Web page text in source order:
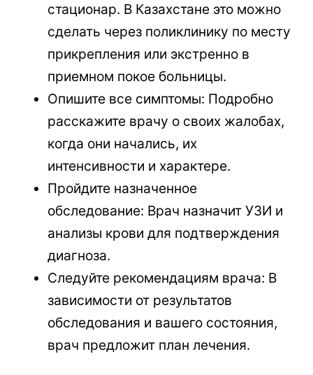
стационар. В Казахстане это можно
сделать через поликлинику по месту
прикрепления или экстренно в
приемном покое больницы.
Опишите все симптомы: Подробно
расскажите врачу о своих жалобах,
когда они начались, их
интенсивности и характере.
Пройдите назначенное
обследование: Врач назначит УЗИ и
анализы крови для подтверждения
диагноза.
Следуйте рекомендациям врача: В
зависимости от результатов
обследования и вашего состояния,
врач предложит план лечения.